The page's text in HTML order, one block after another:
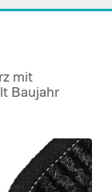
mit
Baujahr